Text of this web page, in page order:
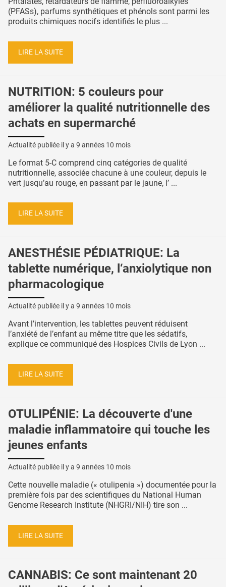
(PFASs), parfums synthétiques et phénols sont parmi les
produits chimiques nocifs identifiés le plus ...
LIRE LA SUITE
NUTRITION: 5 couleurs pour
améliorer la qualité nutritionnelle des
achats en supermarché
Actualité publiée il y a 9 années 10 mois
Le format 5-C comprend cinq catégories de qualité
nutritionnelle, associée chacune à une couleur, depuis le
vert jusqu’au rouge, en passant par le jaune, l’ ...
LIRE LA SUITE
ANESTHÉSIE PÉDIATRIQUE: La
tablette numérique, l‘anxiolytique non
pharmacologique
Actualité publiée il y a 9 années 10 mois
Avant l’intervention, les tablettes peuvent réduisent
l’anxiété de l’enfant au même titre que les sédatifs,
explique ce communiqué des Hospices Civils de Lyon ...
LIRE LA SUITE
OTULIPÉNIE: La découverte d'une
maladie inflammatoire qui touche les
jeunes enfants
Actualité publiée il y a 9 années 10 mois
Cette nouvelle maladie (« otulipenia ») documentée pour la
première fois par des scientifiques du National Human
Genome Research Institute (NHGRI/NIH) tire son ...
LIRE LA SUITE
CANNABIS: Ce sont maintenant 20